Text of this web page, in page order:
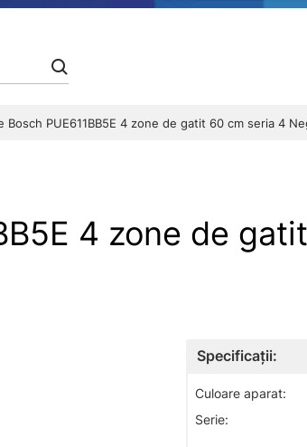
Bosch PUE611BB5E 4 zone de gatit 60 cm seria 4
4 zone de
Specificații:
Culoare aparat:
Serie: